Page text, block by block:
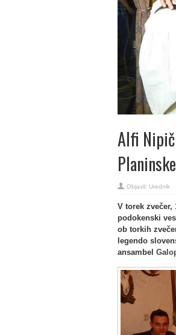
Alfi
Objavil: Urednik
V torek
podokenski
ob torkih
legendo
ansambel